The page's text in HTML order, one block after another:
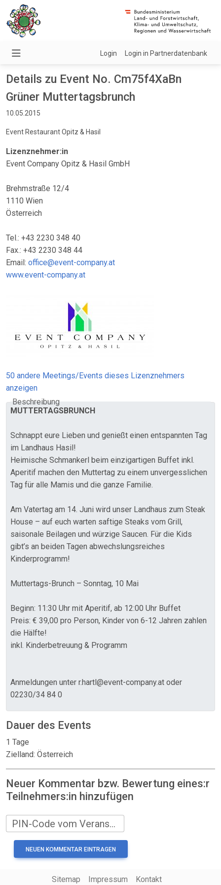
Login Login in Partnerdatenbank
Details zu Event No. Cm75f4XaBn
Grüner Muttertagsbrunch
10.05.2015
Event Restaurant Opitz & Hasil
Lizenznehmer:in
Event Company Opitz & Hasil GmbH
Brehmstraße 12/4
1110 Wien
Österreich
Tel.: +43 2230 348 40
Fax.: +43 2230 348 44
Email: office@event-company.at
www.event-company.at
50 andere Meetings/Events dieses Lizenznehmers
anzeigen
Beschreibung
MUTTERTAGSBRUNCH
Schnappt eure Lieben und genießt einen entspannten Tag
im Landhaus Hasil!
Heimische Schmankerl beim einzigartigen Buffet inkl.
Aperitif machen den Muttertag zu einem unvergesslichen
Tag für alle Mamis und die ganze Familie.
Am Vatertag am 14. Juni wird unser Landhaus zum Steak
House – auf euch warten saftige Steaks vom Grill,
saisonale Beilagen und würzige Saucen. Für die Kids
gibt’s an beiden Tagen abwechslungsreiches
Kinderprogramm!
Muttertags-Brunch – Sonntag, 10 Mai
Beginn: 11:30 Uhr mit Aperitif, ab 12:00 Uhr Buffet
Preis: € 39,00 pro Person, Kinder von 6-12 Jahren zahlen
die Hälfte!
inkl. Kinderbetreuung & Programm
Anmeldungen unter r.hartl@event-company.at oder
02230/34 84 0
Dauer des Events
1 Tage
Zielland: Österreich
Neuer Kommentar bzw. Bewertung eines:r
Teilnehmers:in hinzufügen
PIN-Code vom Veranstalter
Sitemap Impressum Kontakt